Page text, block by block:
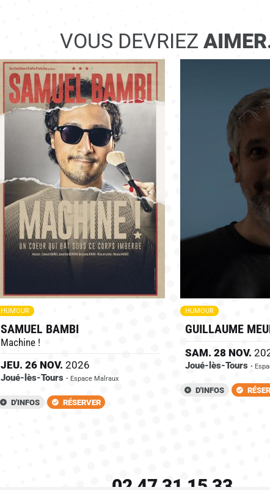
VOUS DEVRIEZ
HUMOUR
SAMUEL BAMBI
Machine !
JEU. 26 NOV. 2026
Joué-lès-Tours • Espace Malraux
D'INFOS RÉSERVER
HUMOUR
GUILLAUME
SAM. 28 NOV.
Joué-lès-Tours •
D'INFOS